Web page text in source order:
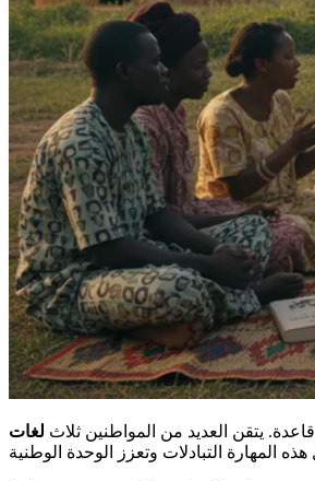
قاعدة. يتقن العديد من المواطنين ثلاث لغات